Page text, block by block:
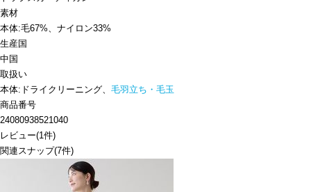
素材
本体:毛67%、ナイロン33%
生産国
中国
取扱い
本体:ドライクリーニング、 毛羽立ち・毛玉
商品番号
24080938521040
レビュー(1件)
関連スナップ(7件)